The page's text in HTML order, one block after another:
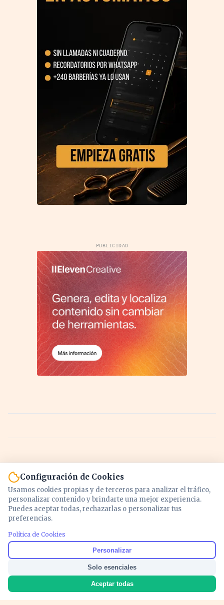
PUBLICIDAD
Noticias y análisis de economía, mercados,
inversión y política. Información actualizada
para entender lo que mueve tu dinero y tu
país.
Configuración de Cookies
Usamos cookies propias y de terceros para analizar el tráfico,
personalizar contenido y brindarte una mejor experiencia.
Puedes aceptar todas, rechazarlas o personalizar tus
preferencias.
Política de Cookies
Personalizar
Solo esenciales
Aceptar todas